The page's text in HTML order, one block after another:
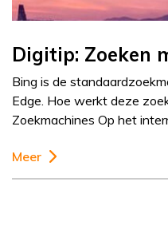
Digitip: Zoeken
Bing is de
Edge. Hoe werkt deze
Zoekmachines Op het
Meer